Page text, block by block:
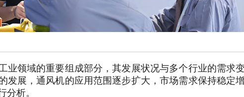
业领域的重要组成部分，其发展状况与多个行业的需求
发展，通风机的应用范围逐步扩大，市场需求保持稳定
分析。